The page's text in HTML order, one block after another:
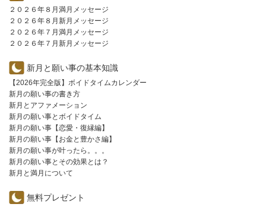
２０２６年８月満月メッセージ
２０２６年８月新月メッセージ
２０２６年７月満月メッセージ
２０２６年７月新月メッセージ
新月と願い事の基本知識
【2026年完全版】ボイドタイムカレンダー
新月の願い事の書き方
新月とアファメーション
新月の願い事とボイドタイム
新月の願い事【恋愛・復縁編】
新月の願い事【お金と豊かさ編】
新月の願い事が叶ったら。。。
新月の願い事とその効果とは？
新月と満月について
無料プレゼント